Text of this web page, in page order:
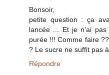
Bonsoir,
petite question : ça
lancée ... Et je n'ai
purée !!! Comme faire
? Le sucre ne suffit pas à
Répondre